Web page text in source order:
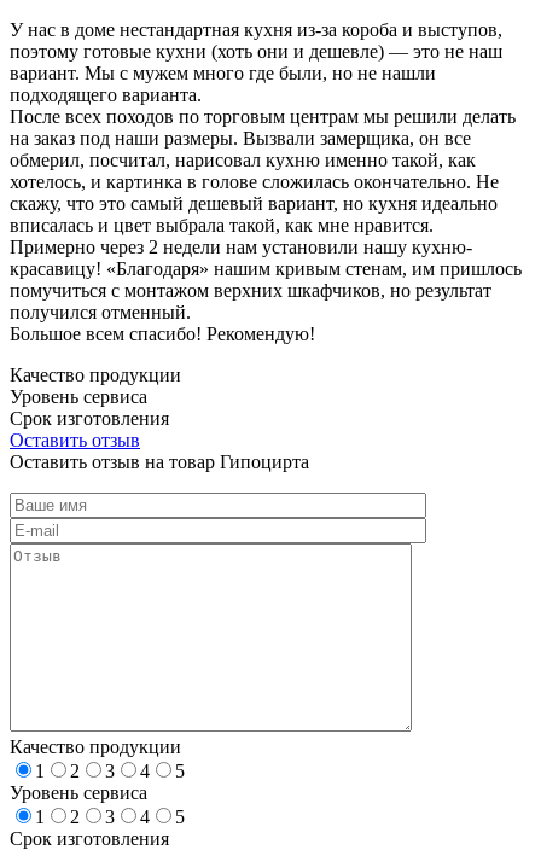
У нас в доме нестандартная кухня из-за короба и выступов,
поэтому готовые кухни (хоть они и дешевле) — это не наш
вариант. Мы с мужем много где были, но не нашли
подходящего варианта.
После всех походов по торговым центрам мы решили делать
на заказ под наши размеры. Вызвали замерщика, он все
обмерил, посчитал, нарисовал кухню именно такой, как
хотелось, и картинка в голове сложилась окончательно. Не
скажу, что это самый дешевый вариант, но кухня идеально
вписалась и цвет выбрала такой, как мне нравится.
Примерно через 2 недели нам установили нашу кухню-
красавицу! «Благодаря» нашим кривым стенам, им пришлось
помучиться с монтажом верхних шкафчиков, но результат
получился отменный.
Большое всем спасибо! Рекомендую!
Качество продукции
Уровень сервиса
Срок изготовления
Оставить отзыв
Оставить отзыв на товар Гипоцирта
Качество продукции
1
2 3 4
5
Уровень сервиса
1
2 3 4
5
Срок изготовления